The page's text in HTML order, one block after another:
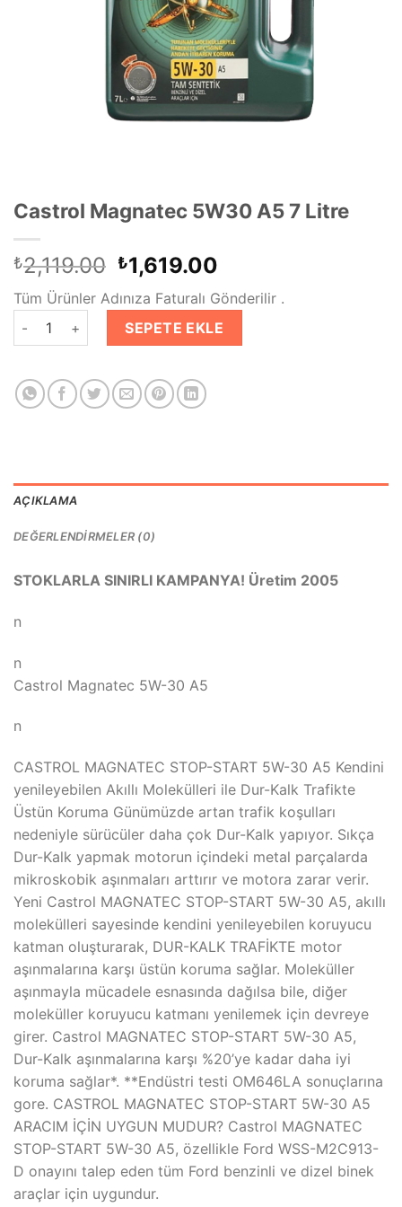
Castrol Magnatec 5W30 A5 7 Litre
₺2,119.00 Orijinal
fiyat:
₺2,119.00.
₺1,619.00
andaki
fiyat:
₺1,619.00.
Tüm Ürünler Adınıza Faturalı Gönderilir .
Castrol Magnatec 5W30 A5 7 Litre adet
SEPETE EKLE
AÇIKLAMA
DEĞERLENDIRMELER (0)
STOKLARLA SINIRLI KAMPANYA! Üretim 2005
n
n
Castrol Magnatec 5W-30 A5
n
CASTROL MAGNATEC STOP-START 5W-30 A5 Kendini
yenileyebilen Akıllı Molekülleri ile Dur-Kalk Trafikte
Üstün Koruma Günümüzde artan trafik koşulları
nedeniyle sürücüler daha çok Dur-Kalk yapıyor. Sıkça
Dur-Kalk yapmak motorun içindeki metal parçalarda
mikroskobik aşınmaları arttırır ve motora zarar verir.
Yeni Castrol MAGNATEC STOP-START 5W-30 A5, akıllı
molekülleri sayesinde kendini yenileyebilen koruyucu
katman oluşturarak, DUR-KALK TRAFİKTE motor
aşınmalarına karşı üstün koruma sağlar. Moleküller
aşınmayla mücadele esnasında dağılsa bile, diğer
moleküller koruyucu katmanı yenilemek için devreye
girer. Castrol MAGNATEC STOP-START 5W-30 A5,
Dur-Kalk aşınmalarına karşı %20’ye kadar daha iyi
koruma sağlar*. **Endüstri testi OM646LA sonuçlarına
gore. CASTROL MAGNATEC STOP-START 5W-30 A5
ARACIM İÇİN UYGUN MUDUR? Castrol MAGNATEC
STOP-START 5W-30 A5, özellikle Ford WSS-M2C913-
D onayını talep eden tüm Ford benzinli ve dizel binek
araçlar için uygundur.